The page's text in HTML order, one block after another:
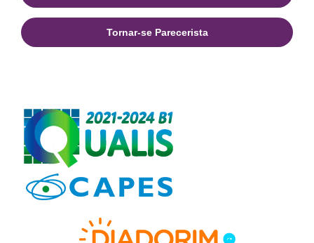
Tornar-se Parecerista